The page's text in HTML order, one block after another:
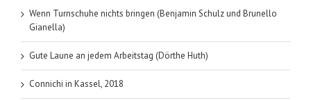
Wenn Turnschuhe nichts bringen (Benjamin Schulz und Brunello
Gianella)
Gute Laune an jedem Arbeitstag (Dörthe Huth)
Connichi in Kassel, 2018